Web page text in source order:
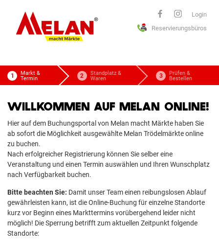
Login
Reservierungsbüros
Markt &
Termin
Standplatz &
Waren
Prüfen &
Bestellen
WILLKOMMEN AUF MELAN ONLINE!
Hier auf dem Buchungsportal von Melan macht Märkte haben Sie
ab sofort die Möglichkeit ausgewählte Melan Trödelmärkte online
zu buchen.
Nach erfolgreicher Registrierung können Sie selber eine
Veranstaltung und einen Termin auswählen und Ihren Wunschplatz
nach Verfügbarkeit buchen.
Bitte beachten Sie: Damit unser Team einen reibungslosen Ablauf
gewährleisten kann, ist die Online-Buchung für einzelne Standorte
kurz vor Beginn eines Markttermins vorübergehend leider nicht
möglich! Die Sperrung betrifft zum aktuellen Zeitpunkt folgende
Standorte: